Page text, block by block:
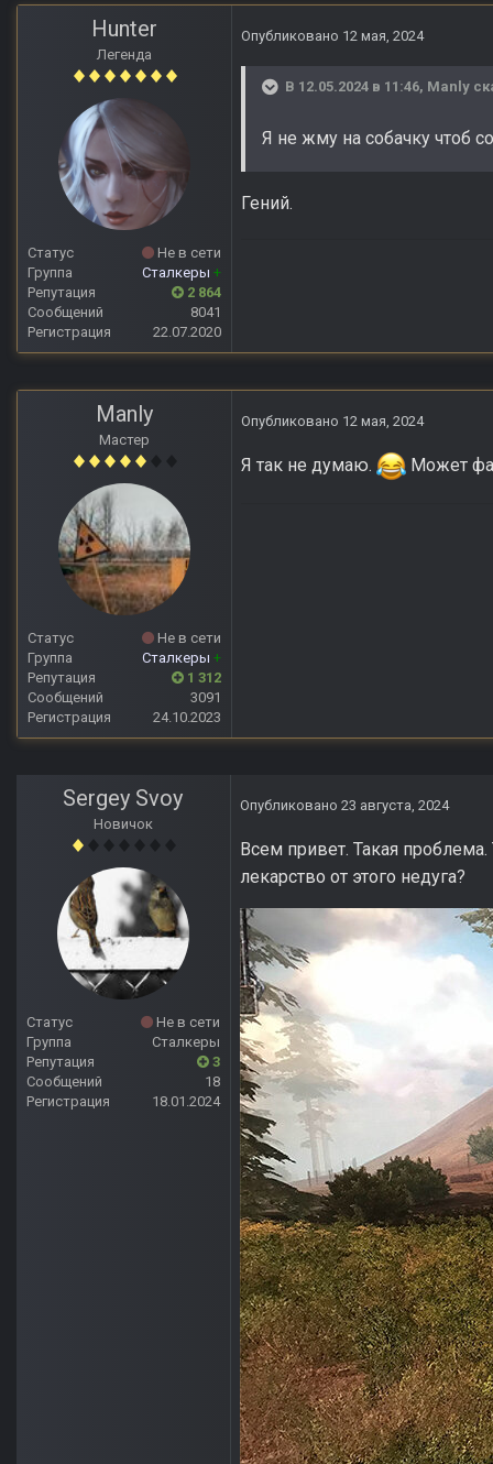
Hunter
Легенда
Статус
Не в сети
Группа
Сталкеры +
Репутация
2 864
Сообщений
8041
Регистрация
22.07.2020
Опубликовано 12 мая, 2024
В 12.05.2024 в 11:46, Manly
Я не жму на собачку чтоб
Гений.
Manly
Мастер
Статус
Не в сети
Группа
Сталкеры +
Репутация
1 312
Сообщений
3091
Регистрация
24.10.2023
Опубликовано 12 мая, 2024
Я так не думаю. Может
Sergey Svoy
Новичок
Статус
Не в сети
Группа
Сталкеры
Репутация
3
Сообщений
18
Регистрация
18.01.2024
Опубликовано 23 августа, 2024
Всем привет. Такая
лекарство от этого недуга?